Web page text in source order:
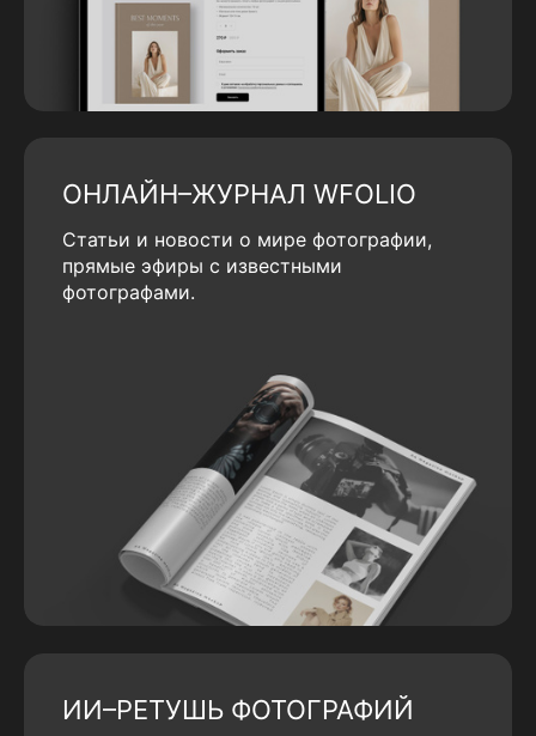
ОНЛАЙН–ЖУРНАЛ WFOLIO
Статьи и новости о мире фотографии,
прямые эфиры с известными
фотографами.
ИИ–РЕТУШЬ ФОТОГРАФИЙ